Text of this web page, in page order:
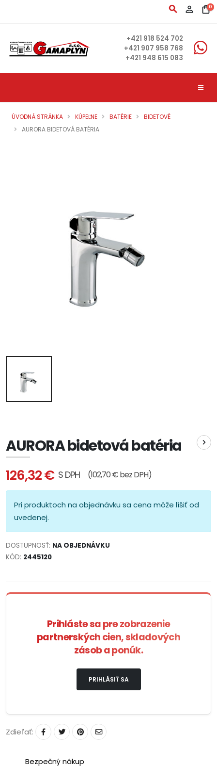
search person_outline shopping_bag0
+421 918 524 702
+421 907 958 768
+421 948 615 083
ÚVODNÁ STRÁNKA KÚPEĽNE BATÉRIE
BIDETOVÉ
AURORA BIDETOVÁ BATÉRIA
AURORA bidetová batéria
126,32 € S DPH (102,70 € bez DPH)
Pri produktoch na objednávku sa cena môže líšiť od
uvedenej.
DOSTUPNOSŤ: NA OBJEDNÁVKU
KÓD: 2445120
Prihláste sa pre zobrazenie
partnerských cien, skladových
zásob a ponúk.
PRIHLÁSIŤ SA
Zdieľať:
Bezpečný nákup